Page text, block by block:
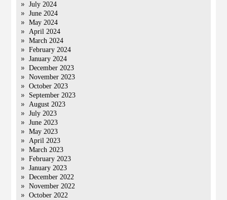
July 2024
June 2024
May 2024
April 2024
March 2024
February 2024
January 2024
December 2023
November 2023
October 2023
September 2023
August 2023
July 2023
June 2023
May 2023
April 2023
March 2023
February 2023
January 2023
December 2022
November 2022
October 2022